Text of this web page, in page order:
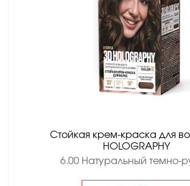
Стойкая крем-краска для
HOLOGRAPHY
6.00 Натуральный темно-